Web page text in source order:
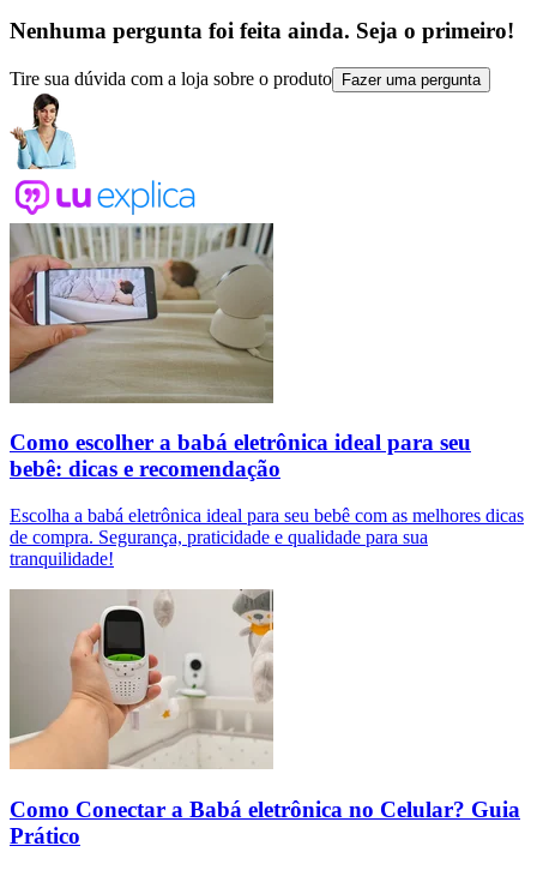
Nenhuma pergunta foi feita ainda. Seja o primeiro!
Tire sua dúvida com a loja sobre o produto Fazer uma pergunta
Como escolher a babá eletrônica ideal para seu
bebê: dicas e recomendação
Escolha a babá eletrônica ideal para seu bebê com as melhores dicas
de compra. Segurança, praticidade e qualidade para sua
tranquilidade!
Como Conectar a Babá eletrônica no Celular? Guia
Prático